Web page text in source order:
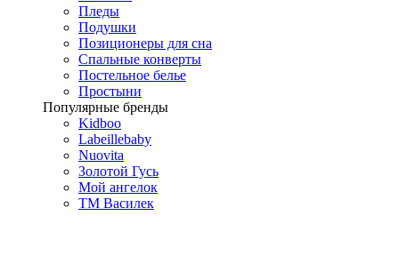
Пледы
Подушки
Позиционеры для сна
Спальные конверты
Постельное белье
Простыни
Популярные бренды
Kidboo
Labeillebaby
Nuovita
Золотой Гусь
Мой ангелок
ТМ Василек